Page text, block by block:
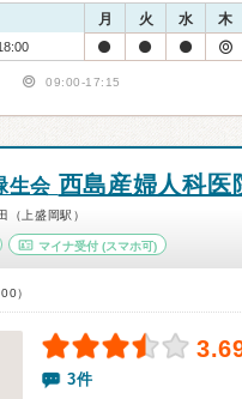
月 火 水 木
09:00-17:15
生会 西島産婦人科医
（上盛岡駅）
マイナ受付(スマホ可)
）
3件